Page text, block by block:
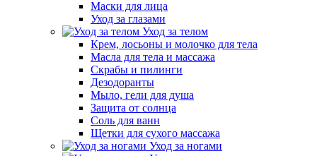
Маски для лица
Уход за глазами
Уход за телом
Крем, лосьоны и молочко для тела
Масла для тела и массажа
Скрабы и пилинги
Дезодоранты
Мыло, гели для душа
Защита от солнца
Соль для ванн
Щетки для сухого массажа
Уход за ногами